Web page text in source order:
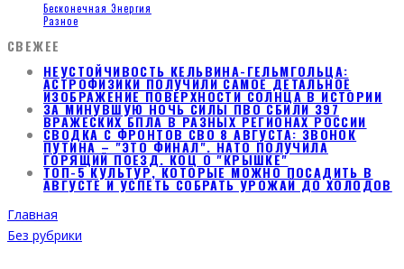
Бесконечная Энергия
Разное
СВЕЖЕЕ
НЕУСТОЙЧИВОСТЬ КЕЛЬВИНА-ГЕЛЬМГОЛЬЦА:
АСТРОФИЗИКИ ПОЛУЧИЛИ САМОЕ ДЕТАЛЬНОЕ
ИЗОБРАЖЕНИЕ ПОВЕРХНОСТИ СОЛНЦА В ИСТОРИИ
ЗА МИНУВШУЮ НОЧЬ СИЛЫ ПВО СБИЛИ 397
ВРАЖЕСКИХ БПЛА В РАЗНЫХ РЕГИОНАХ РОССИИ
СВОДКА С ФРОНТОВ СВО 8 АВГУСТА: ЗВОНОК
ПУТИНА – "ЭТО ФИНАЛ". НАТО ПОЛУЧИЛА
ГОРЯЩИЙ ПОЕЗД. КОЦ О "КРЫШКЕ"
ТОП-5 КУЛЬТУР, КОТОРЫЕ МОЖНО ПОСАДИТЬ В
АВГУСТЕ И УСПЕТЬ СОБРАТЬ УРОЖАЙ ДО ХОЛОДОВ
Главная
Без рубрики